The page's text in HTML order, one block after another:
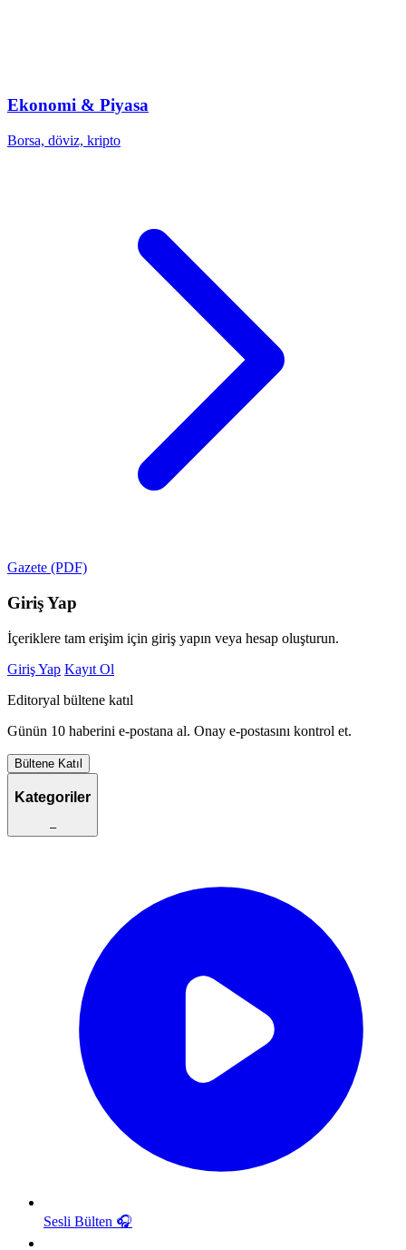
Ekonomi & Piyasa
Borsa, döviz, kripto
Gazete (PDF)
Giriş Yap
İçeriklere tam erişim için giriş yapın veya hesap oluşturun.
Giriş Yap Kayıt Ol
Editoryal bültene katıl
Günün 10 haberini e-postana al. Onay e-postasını kontrol et.
Bültene Katıl
Kategoriler
–
Sesli Bülten 🎧